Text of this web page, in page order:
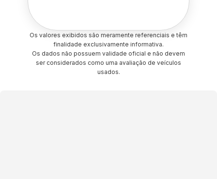
Os valores exibidos são meramente referenciais e têm
finalidade exclusivamente informativa.
Os dados não possuem validade oficial e não devem
ser considerados como uma avaliação de veículos
usados.